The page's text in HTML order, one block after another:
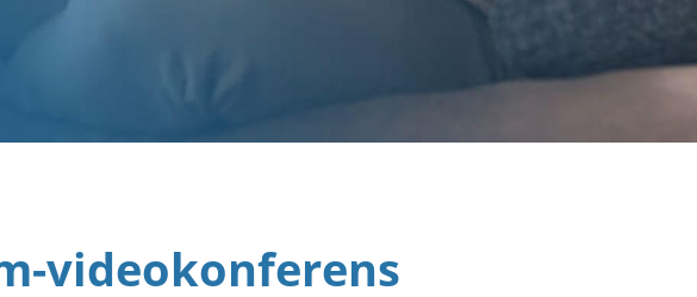
videokonferens